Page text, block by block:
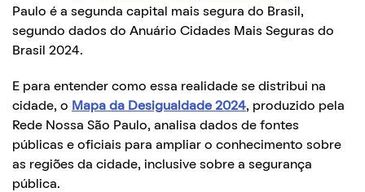
Paulo é a segunda capital mais segura do Brasil,
segundo dados do Anuário Cidades Mais Seguras do
Brasil 2024.
E para entender como essa realidade se distribui na
cidade, o Mapa da Desigualdade 2024, produzido pela
Rede Nossa São Paulo, analisa dados de fontes
públicas e oficiais para ampliar o conhecimento sobre
as regiões da cidade, inclusive sobre a segurança
pública.